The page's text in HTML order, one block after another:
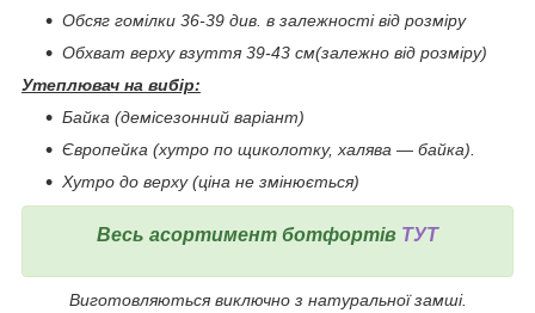
Обсяг гомілки 36-39 див. в залежності від розміру
Обхват верху взуття 39-43 см(залежно від розміру)
Утеплювач на вибір:
Байка (демісезонний варіант)
Європейка (хутро по щиколотку, халява ― байка).
Хутро до верху (ціна не змінюється)
Весь асортимент ботфортів ТУТ
Виготовляються виключно з натуральної замші.